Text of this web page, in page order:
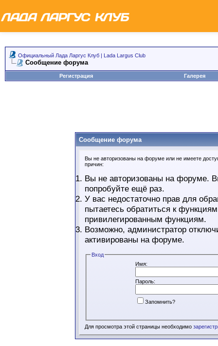
Официальный Лада Ларгус Клуб | Lada Largus Club
Сообщение форума
Регистрация Галерея
Сообщение форума
Вы не авторизованы на форуме или не имеете
причин:
Вы не авторизованы на форуме.
попробуйте ещё раз.
У вас недостаточно прав для
пытаетесь обратиться к
привилегированным функциям.
Возможно, администратор
активированы на форуме.
Вход
Имя:
Пароль:
Запомнить?
Для просмотра этой страницы необходимо